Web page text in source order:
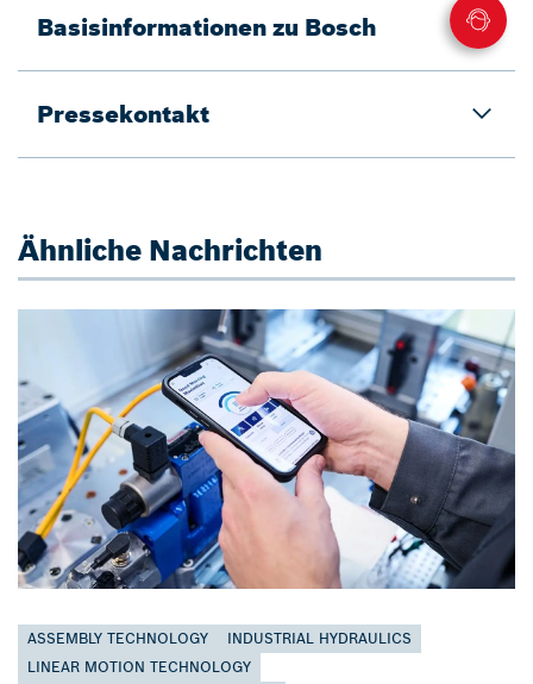
Basisinformationen zu Bosch
Pressekontakt
Ähnliche Nachrichten
ASSEMBLY TECHNOLOGY
INDUSTRIAL HYDRAULICS
LINEAR MOTION TECHNOLOGY